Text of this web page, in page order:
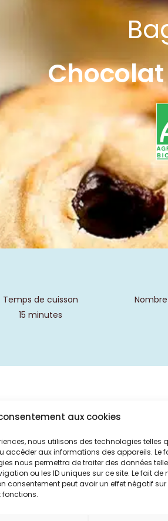
aux cookies
nous utilisons des technologies telles
accéder aux informations des appareils. Le
nous permettra de traiter des données
ou les ID uniques sur ce site. Le fait de
consentement peut avoir un effet négatif sur
fonctions.
Chocolat
Temps de cuisson
15 minutes
battre le sucre, la vanille et l’œuf
la farine, la levure et le lait. Mélanger
puis mélanger une nouvelle fois.
pâte dans les moules à donuts puis